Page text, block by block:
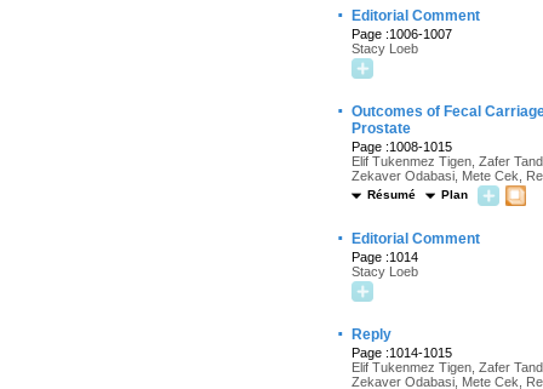
· Editorial Comment
Page :1006-1007
Stacy Loeb
· Outcomes of Fecal
Prostate
Page :1008-1015
Elif Tukenmez Tigen, Zafer
Zekaver Odabasi, Mete Cek,
Résumé Plan
· Editorial Comment
Page :1014
Stacy Loeb
· Reply
Page :1014-1015
Elif Tukenmez Tigen, Zafer
Zekaver Odabasi, Mete Cek,